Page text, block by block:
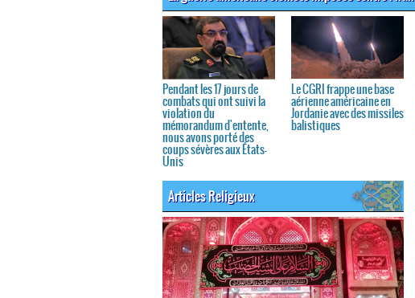
Pendant les 17 jours de
combats qui ont suivi la
violation du
mémorandum d'entente,
nous avons porté des
coups sévères aux États-
Unis
Le CGRI frappe une base
aérienne américaine en
Jordanie avec des missiles
balistiques
Articles Religieux